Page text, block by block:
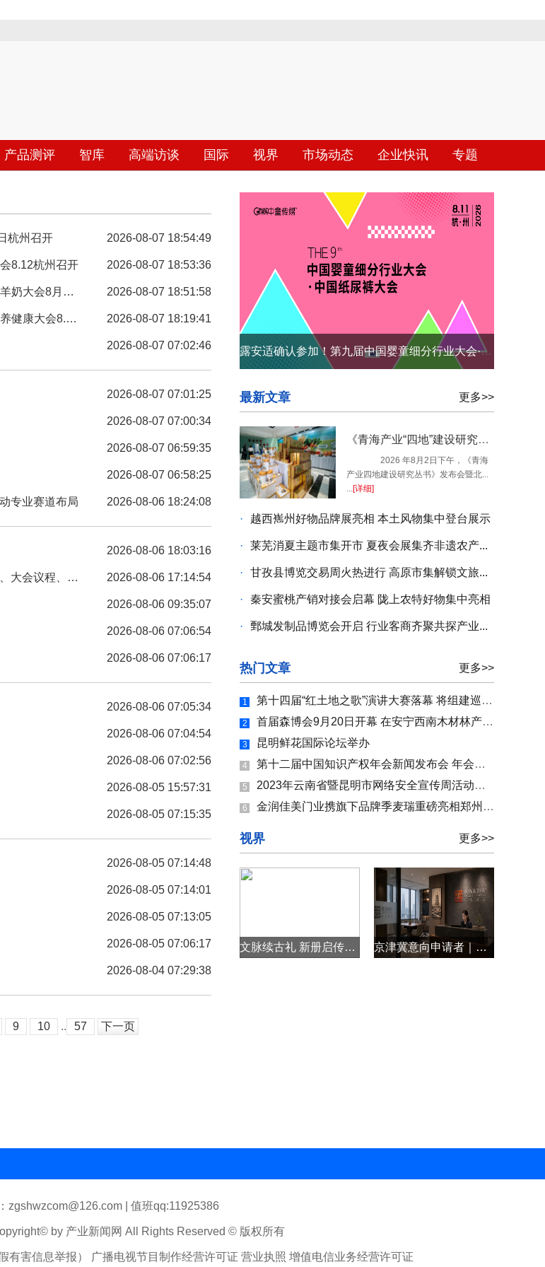
产品测评 智库 高端访谈 国际 视界 市场动态 企业快讯 专题
2026-08-07 18:54:49
杭州召开
2026-08-07 18:53:36
8.12杭州召开
2026-08-07 18:51:58
日杭州召开
2026-08-07 18:19:41
8.10杭州召开
2026-08-07 07:02:46
2026-08-07 07:01:25
2026-08-07 07:00:34
2026-08-07 06:59:35
2026-08-07 06:58:25
2026-08-06 18:24:08
专业赛道布局
2026-08-06 18:03:16
2026-08-06 17:14:54
投稿要求）
2026-08-06 09:35:07
2026-08-06 07:06:54
2026-08-06 07:06:17
2026-08-06 07:05:34
2026-08-06 07:04:54
2026-08-06 07:02:56
2026-08-05 15:57:31
2026-08-05 07:15:35
2026-08-05 07:14:48
2026-08-05 07:14:01
2026-08-05 07:13:05
2026-08-05 07:06:17
2026-08-04 07:29:38
9 10 .. 57 下一页
露安适确认参加！第九届中国婴童细分行业大会·中国纸尿裤大会8月11日杭州召开
更多>>
最新文章
《青海产业“四地”建设研究丛书》发布会暨北京青海人家项目启动仪式在青海西宁隆重举行
2026 年8月2日下午，《青海
产业四地建设研究丛书》发布会暨北...
...[详细]
· 越西嶲州好物品牌展亮相 本土风物集中登台展示
· 莱芜消夏主题市集开市 夏夜会展集齐非遗农产...
· 甘孜县博览交易周火热进行 高原市集解锁文旅...
· 秦安蜜桃产销对接会启幕 陇上农特好物集中亮相
· 鄄城发制品博览会开启 行业客商齐聚共探产业...
更多>>
热门文章
1 第十四届“红土地之歌”演讲大赛落幕 将组建巡讲团到机关、企业、学校巡讲
2 首届森博会9月20日开幕 在安宁西南木材林产品交易市场举行，近300家主体参展
3 昆明鲜花国际论坛举办
4 第十二届中国知识产权年会新闻发布会 年会亮点提前“揭秘”!
5 2023年云南省暨昆明市网络安全宣传周活动启动 多种活动提升群众网络安全防护技能
6 金润佳美门业携旗下品牌季麦瑞重磅亮相郑州建博会！
更多>>
视界
文脉续古礼 新册启传承——热烈祝贺玄贶院长《无为文创器物安奉科仪全书》定稿完成 京津冀意向申请者｜投资移民资产审核、投资配置、续签永居避坑全方案
zgshwzcom@126.com | 值班qq:11925386
by 产业新闻网 All Rights Reserved © 版权所有
害信息举报） 广播电视节目制作经营许可证 营业执照 增值电信业务经营许可证